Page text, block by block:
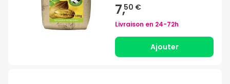
7,50 €
Livraison en 24-72h
Ajouter